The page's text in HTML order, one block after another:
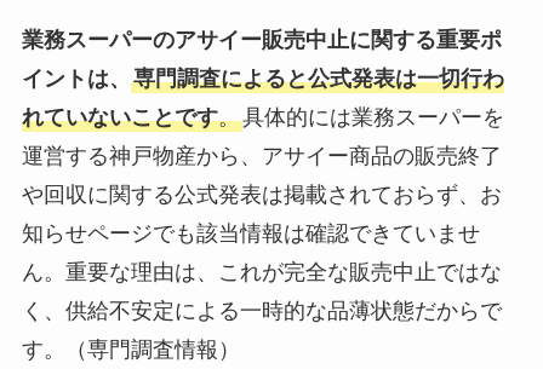
業務スーパーのアサイー販売中止に関する重要ポ
イントは、 専門調査によると公式発表は一切行わ
れていないことです。具体的には業務スーパーを
運営する神戸物産から、アサイー商品の販売終了
や回収に関する公式発表は掲載されておらず、お
知らせページでも該当情報は確認できていませ
ん。重要な理由は、これが完全な販売中止ではな
く、供給不安定による一時的な品薄状態だからで
す。（専門調査情報）